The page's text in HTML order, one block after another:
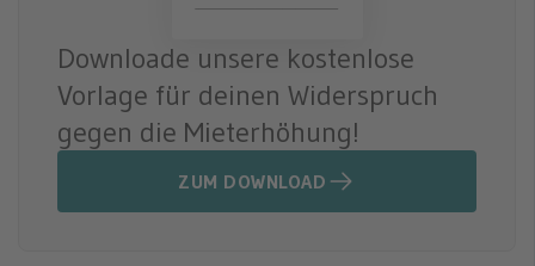
Downloade unsere kostenlose
Vorlage für deinen Widerspruch
gegen die Mieterhöhung!
ZUM DOWNLOAD